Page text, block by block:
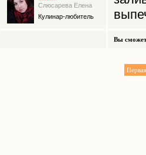
Слюсарева Елена
Кулинар-любитель
Вы
Первая